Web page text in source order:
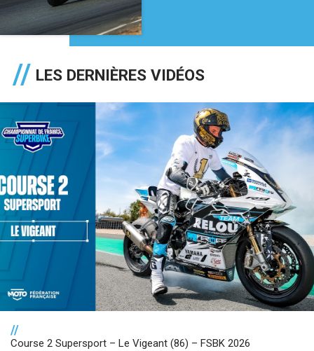
LES DERNIÈRES VIDÉOS
//
Course 2 Supersport – Le Vigeant (86) – FSBK 2026